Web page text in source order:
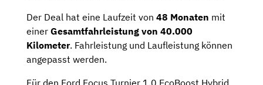
Der Deal hat eine Laufzeit von 48 Monaten mit
einer Gesamtfahrleistung von 40.000
Kilometer. Fahrleistung und Laufleistung können
angepasst werden.
Für den Ford Focus Turnier 1,0 EcoBoost Hybrid